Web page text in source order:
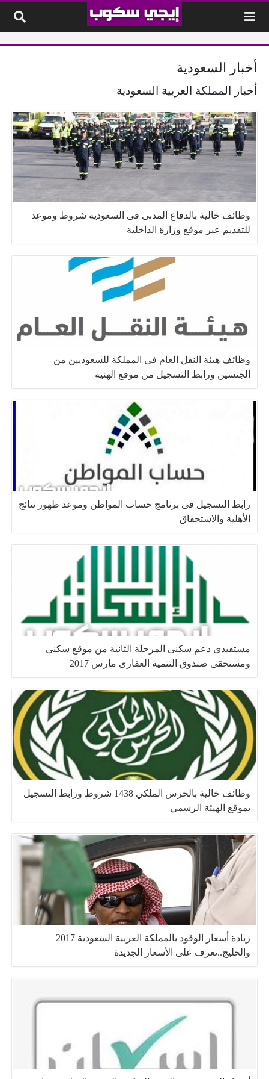
أخبار السعودية
أخبار المملكة العربية السعودية
وظائف خالية بالدفاع المدنى فى السعودية شروط وموعد
للتقديم عبر موقع وزارة الداخلية
وظائف هيئة النقل العام فى المملكة للسعوديين من
الجنسين ورابط التسجيل من موقع الهئية
رابط التسجيل فى برنامج حساب المواطن وموعد ظهور نتائج
الأهلية والاستحقاق
مستفيدى دعم سكنى المرحلة الثانية من موقع سكنى
ومستحقى صندوق التنمية العقارى مارس 2017
وظائف خالية بالحرس الملكي 1438 شروط ورابط التسجيل
بموقع الهيئة الرسمي
زيادة أسعار الوقود بالمملكة العربية السعودية 2017
والخليج..تعرف على الأسعار الجديدة